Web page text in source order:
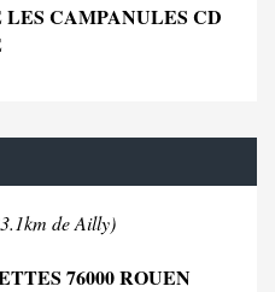
CAMPANULES CD
de Ailly)
76000 ROUEN